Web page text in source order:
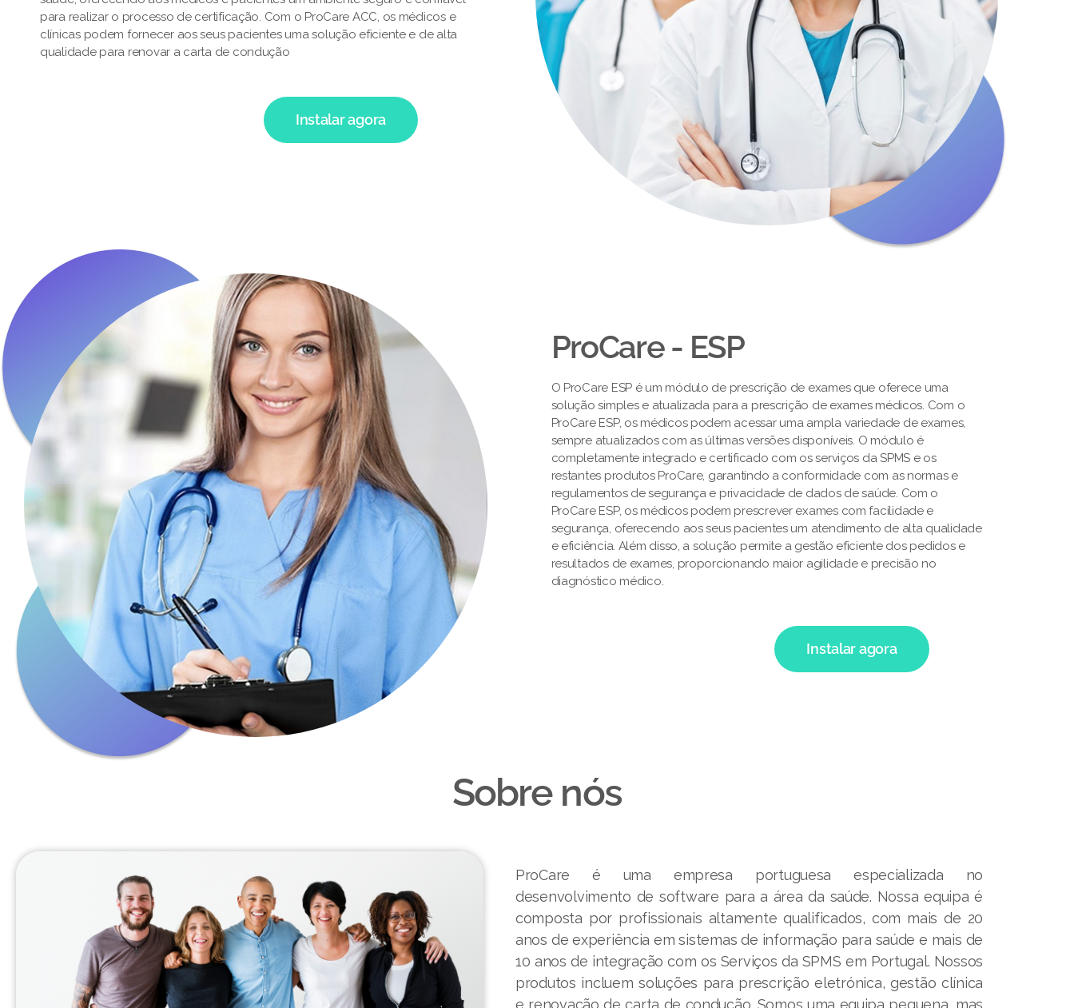
para realizar o processo de certificação. Com o ProCare ACC, os médicos e
clínicas podem fornecer aos seus pacientes uma solução eficiente e de alta
qualidade para renovar a carta de condução
Instalar agora
ProCare - ESP
O ProCare ESP é um módulo de prescrição de exames que oferece uma
solução simples e atualizada para a prescrição de exames médicos. Com o
ProCare ESP, os médicos podem acessar uma ampla variedade de exames,
sempre atualizados com as últimas versões disponíveis. O módulo é
completamente integrado e certificado com os serviços da SPMS e os
restantes produtos ProCare, garantindo a conformidade com as normas e
regulamentos de segurança e privacidade de dados de saúde. Com o
ProCare ESP, os médicos podem prescrever exames com facilidade e
segurança, oferecendo aos seus pacientes um atendimento de alta qualidade
e eficiência. Além disso, a solução permite a gestão eficiente dos pedidos e
resultados de exames, proporcionando maior agilidade e precisão no
diagnóstico médico.
Instalar agora
Sobre nós
ProCare é uma empresa portuguesa especializada no
desenvolvimento de software para a área da saúde. Nossa equipa é
composta por profissionais altamente qualificados, com mais de 20
anos de experiência em sistemas de informação para saúde e mais de
10 anos de integração com os Serviços da SPMS em Portugal. Nossos
produtos incluem soluções para prescrição eletrónica, gestão clínica
e renovação de carta de condução. Somos uma equipa pequena, mas